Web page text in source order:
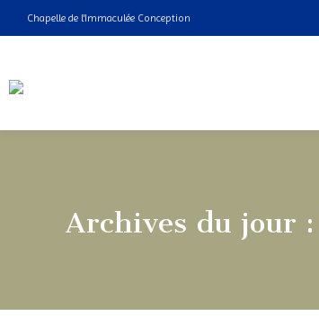
Chapelle de l'Immaculée Conception
Archives du jour :